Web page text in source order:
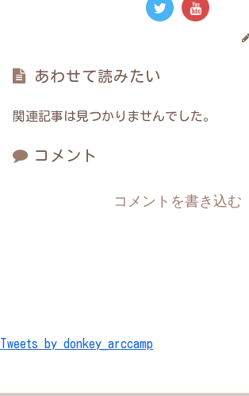
あわせて読みたい
関連記事は見つかりませんでした。
コメント
コメントを書き込む
Tweets by donkey_arccamp